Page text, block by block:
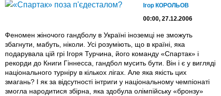
Ігор КОРОЛЬОВ
00:00, 27.12.2006
Феномен жіночого гандболу в Україні іноземці не зможуть
збагнути, мабуть, ніколи. Усі розуміють, що в країні, яка
подарувала цій грі Ігоря Турчина, його команду «Спартак» і
рекорди до Книги Гіннесса, гандбол мусить бути. Він і є у вигляді
національного турніру в кількох лігах. Але яка якість цих
змагань? І як за відсутності інтриги у національному чемпіонаті
змогла народитися збірна, яка здобула олімпійську «бронзу»